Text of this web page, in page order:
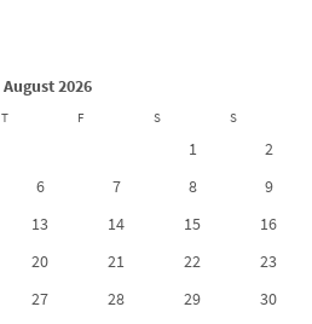
August 2026
T F S S
1
2
6 7 8
9
13 14 15
16
20 21 22
23
27 28 29
30